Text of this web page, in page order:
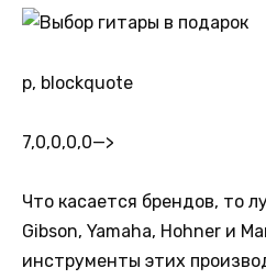
p, blockquote
7,0,0,0,0—>
Что касается брендов, то
Gibson, Yamaha, Hohner и
инструменты этих